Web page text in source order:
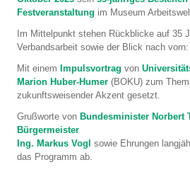
Festveranstaltung im Museum
Im Mittelpunkt stehen Rückblicke auf 35
Verbandsarbeit sowie der Blick nach vorn:
Mit einem Impulsvortrag von
Marion Huber-Humer(BOKU) zum
zukunftsweisender Akzent gesetzt.
Grußworte von Bundesminister Norbert
Bürgermeister
Ing. Markus Vogl sowie Ehrungen
das Programm ab.